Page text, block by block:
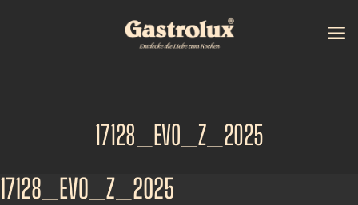
17128_EVO_Z_2025
17128_EVO_Z_2025